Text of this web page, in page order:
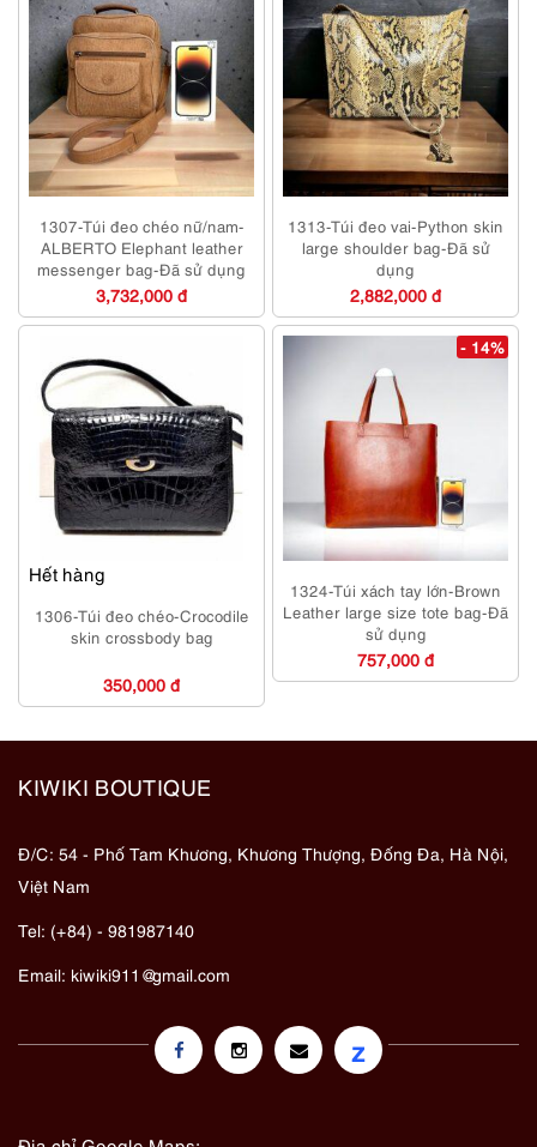
1307-Túi đeo chéo nữ/nam-
ALBERTO Elephant leather
messenger bag-Đã sử dụng
3,732,000 đ
1313-Túi đeo vai-Python skin
large shoulder bag-Đã sử
dụng
2,882,000 đ
Hết hàng
1306-Túi đeo chéo-Crocodile
skin crossbody bag
350,000 đ
- 14%
1324-Túi xách tay lớn-Brown
Leather large size tote bag-Đã
sử dụng
757,000 đ
KIWIKI BOUTIQUE
Đ/C: 54 - Phố Tam Khương, Khương Thượng, Đống Đa, Hà Nội,
Việt Nam
Tel: (+84) - 981987140
Email: kiwiki911@gmail.com
z